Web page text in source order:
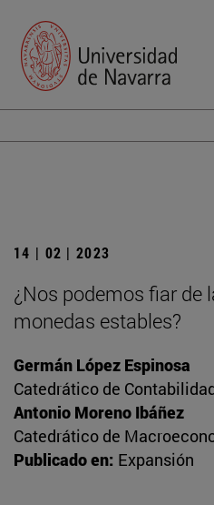
14 | 02 | 2023
¿Nos podemos fiar de
monedas estables?
Germán López Espinosa
Catedrático de
Antonio Moreno Ibáñez
Catedrático de
Publicado en: Expansión